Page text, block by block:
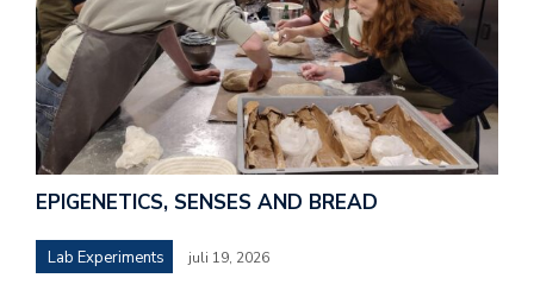
EPIGENETICS, SENSES AND BREAD
Lab Experiments juli 19, 2026